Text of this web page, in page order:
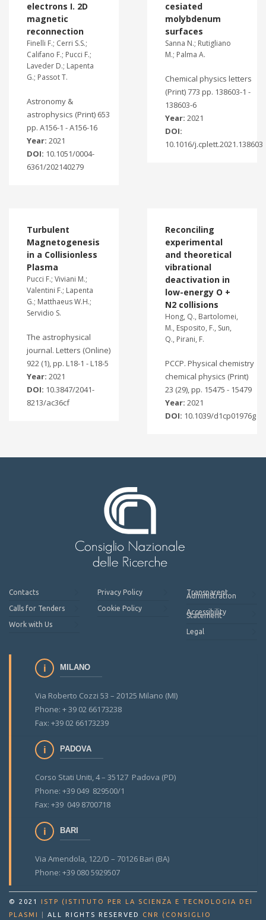
electrons I. 2D
magnetic
reconnection
Finelli F.; Cerri S.S.;
Califano F.; Pucci F.;
Laveder D.; Lapenta
G.; Passot T.
Astronomy &
astrophysics (Print) 653
pp. A156-1 - A156-16
Year: 2021
DOI: 10.1051/0004-
6361/202140279
cesiated
molybdenum
surfaces
Sanna N.; Rutigliano
M.; Palma A.
Chemical physics letters
(Print) 773 pp. 138603-1 -
138603-6
Year: 2021
DOI:
10.1016/j.cplett.2021.138603
Turbulent
Magnetogenesis
in a Collisionless
Plasma
Pucci F.; Viviani M.;
Valentini F.; Lapenta
G.; Matthaeus W.H.;
Servidio S.
The astrophysical
journal. Letters (Online)
922 (1), pp. L18-1 - L18-5
Year: 2021
DOI: 10.3847/2041-
8213/ac36cf
Reconciling
experimental
and theoretical
vibrational
deactivation in
low-energy O +
N2 collisions
Hong, Q., Bartolomei,
M., Esposito, F., Sun,
Q., Pirani, F.
PCCP. Physical chemistry
chemical physics (Print)
23 (29), pp. 15475 - 15479
Year: 2021
DOI: 10.1039/d1cp01976g
Contacts
Calls for Tenders
Work with Us
Privacy Policy
Cookie Policy
Transparent
Administration
Accessibility
Statement
Legal
MILANO
Via Roberto Cozzi 53 – 20125 Milano (MI)
Phone: + 39 02 66173238
Fax: +39 02 66173239
PADOVA
Corso Stati Uniti, 4 – 35127 Padova (PD)
Phone: +39 049 829500/1
Fax: +39 049 8700718
BARI
Via Amendola, 122/D – 70126 Bari (BA)
Phone: +39 080 5929507
© 2021
ISTP (ISTITUTO PER LA SCIENZA E TECNOLOGIA DEI
PLASMI
ALL RIGHTS RESERVED CNR (CONSIGLIO